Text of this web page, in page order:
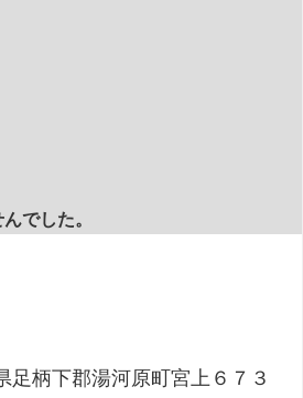
でした。
足柄下郡湯河原町宮上６７３